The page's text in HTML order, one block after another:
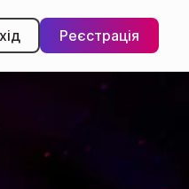
Реєстрація